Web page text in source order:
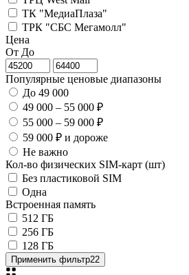
ТК "МедиаПлаза"
ТРК "СБС Мегамолл"
Цена
От До
Популярные ценовые диапазоны
До 49 000
49 000 – 55 000 ₽
55 000 – 59 000 ₽
59 000 ₽ и дороже
Не важно
Кол-во физических SIM-карт (шт)
Без пластиковой SIM
Одна
Встроенная память
512 ГБ
256 ГБ
128 ГБ
Применить фильтр22